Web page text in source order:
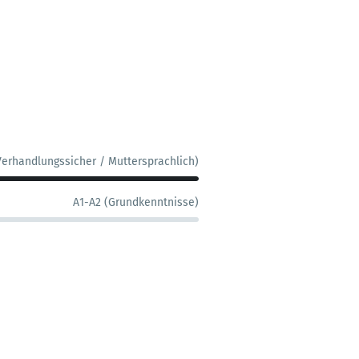
/ Muttersprachlich)
A1-A2 (Grundkenntnisse)